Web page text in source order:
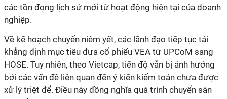
các tồn đọng lịch sử mới từ hoạt động hiện tại của doanh
nghiệp.
Về kế hoạch chuyển niêm yết, các lãnh đạo tiếp tục tái
khẳng định mục tiêu đưa cổ phiếu VEA từ UPCoM sang
HOSE. Tuy nhiên, theo Vietcap, tiến độ vẫn bị ảnh hưởng
bởi các vấn đề liên quan đến ý kiến kiểm toán chưa được
xử lý triệt để. Điều này đồng nghĩa quá trình chuyển sàn